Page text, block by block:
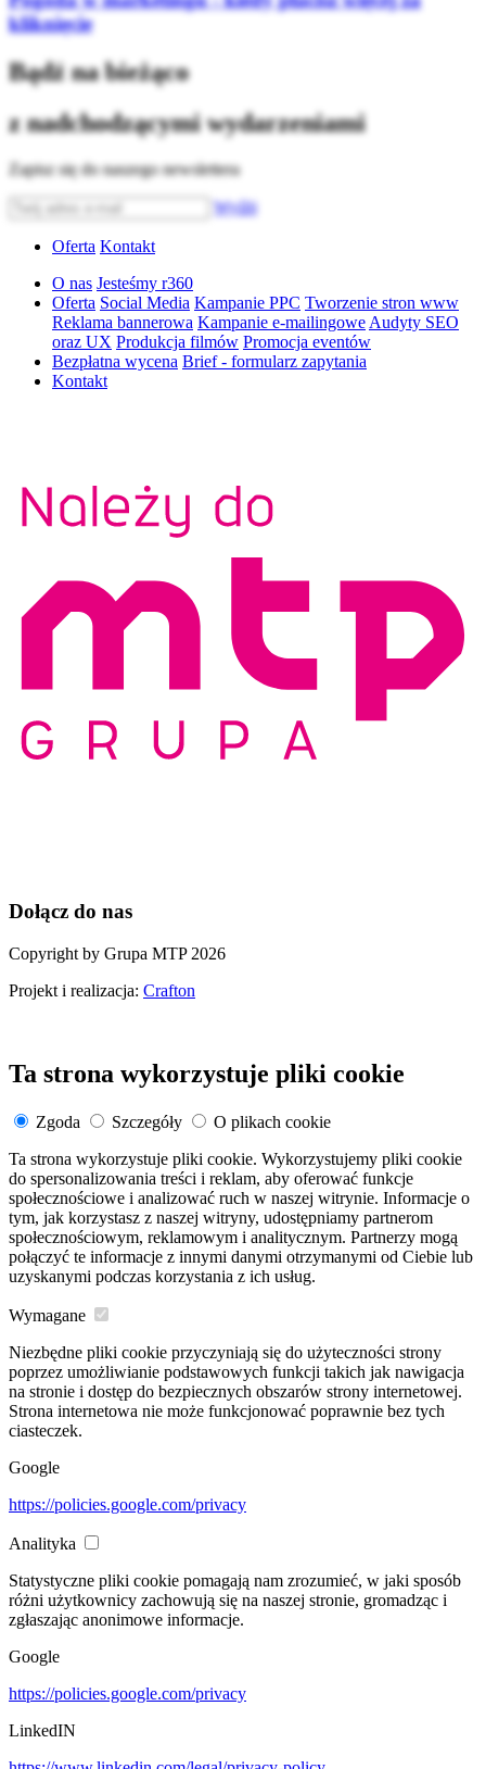
kliknięcie
Bądź na bieżąco
z nadchodzącymi wydarzeniami
Zapisz się do naszego newslettera
Wyślij
Oferta Kontakt
O nas Jesteśmy r360
Oferta Social Media Kampanie PPC Tworzenie stron www
Reklama bannerowa Kampanie e-mailingowe Audyty SEO
oraz UX Produkcja filmów Promocja eventów
Bezpłatna wycena Brief - formularz zapytania
Kontakt
Dołącz do nas
Copyright by Grupa MTP 2026
Projekt i realizacja: Crafton
Ta strona wykorzystuje pliki cookie
Zgoda Szczegóły
O plikach cookie
Ta strona wykorzystuje pliki cookie. Wykorzystujemy pliki cookie
do spersonalizowania treści i reklam, aby oferować funkcje
społecznościowe i analizować ruch w naszej witrynie. Informacje o
tym, jak korzystasz z naszej witryny, udostępniamy partnerom
społecznościowym, reklamowym i analitycznym. Partnerzy mogą
połączyć te informacje z innymi danymi otrzymanymi od Ciebie lub
uzyskanymi podczas korzystania z ich usług.
Wymagane
Niezbędne pliki cookie przyczyniają się do użyteczności strony
poprzez umożliwianie podstawowych funkcji takich jak nawigacja
na stronie i dostęp do bezpiecznych obszarów strony internetowej.
Strona internetowa nie może funkcjonować poprawnie bez tych
ciasteczek.
Google
https://policies.google.com/privacy
Analityka
Statystyczne pliki cookie pomagają nam zrozumieć, w jaki sposób
różni użytkownicy zachowują się na naszej stronie, gromadząc i
zgłaszając anonimowe informacje.
Google
https://policies.google.com/privacy
LinkedIN